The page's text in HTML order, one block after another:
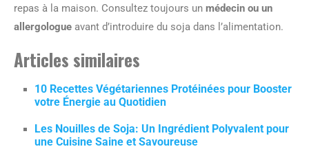
repas à la maison. Consultez toujours un médecin ou un
allergologue avant d’introduire du soja dans l’alimentation.
Articles similaires
10 Recettes Végétariennes Protéinées pour Booster
votre Énergie au Quotidien
Les Nouilles de Soja: Un Ingrédient Polyvalent pour
une Cuisine Saine et Savoureuse